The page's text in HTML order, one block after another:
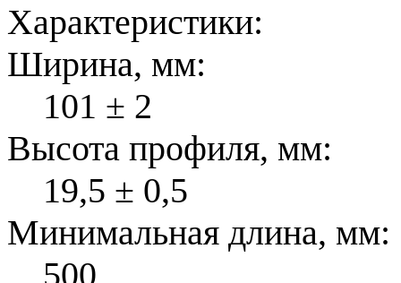
Характеристики:
Ширина, мм:
101 ± 2
Высота профиля, мм:
19,5 ± 0,5
Минимальная длина, мм:
500